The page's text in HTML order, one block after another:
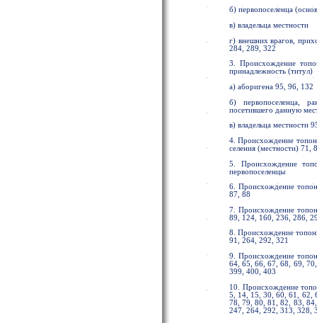
б) первопоселенца
в) владельца местности
г) внешних врагов,
284, 289, 322
3. Происхождение
принадлежность (титул)
а) аборигена 95, 96, 132
б) первопоселенца,
посетившего данную
в) владельца местности
4. Происхождение
селения (местности)
5. Происхождение
первопоселенцы
6. Происхождение
87, 88
7. Происхождение
89, 124, 160, 236, 286,
8. Происхождение
91, 264, 292, 321
9. Происхождение
64, 65, 66, 67, 68, 69,
399, 400, 403
10. Происхождение
5, 14, 15, 30, 60, 61, 62,
78, 79, 80, 81, 82, 83,
247, 264, 292, 313, 328,